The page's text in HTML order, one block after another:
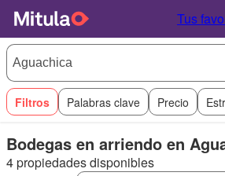
Tus
Filtros Palabras clave Precio
Bodegas en arriendo en
4 propiedades disponibles